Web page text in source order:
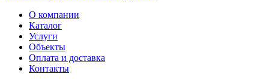
О компании
Каталог
Услуги
Объекты
Оплата и доставка
Контакты